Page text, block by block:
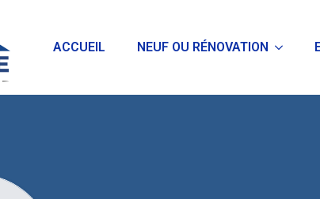
ACCUEIL NEUF OU RÉNOVATION